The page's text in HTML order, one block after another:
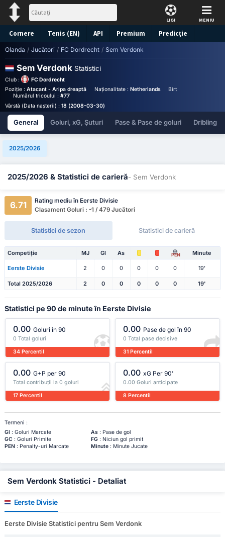
LIGI MENIU
Cornere Tenis (EN) API Premium Predicție
Olanda / Jucători / FC Dordrecht / Sem Verdonk
Sem Verdonk Statistici
Club :
FC Dordrecht
Poziție : Atacant - Aripa dreaptă Naționalitate : Netherlands Birthplace :
Numărul tricoului : #77
Vârstă (Data nașterii) : 18 (2008-03-30)
General Goluri, xG, Șuturi Pase & Pase de goluri Dribling
2025/2026
2025/2026 & Statistici de carieră- Sem Verdonk
6.71
Rating mediu în Eerste Divisie
Clasament Goluri : -1 / 479 Jucători
Statistici de sezon Statistici de carieră
Competiție MJ Gl As PEN Minute
Eerste Divisie 2 0 0 0 0 0 19'
Total 2025/2026 2 0 0 0 0 0 19'
Statistici pe 90 de minute în Eerste Divisie
0.00 Goluri în 90
0 Total goluri
34 Percentil
0.00 Pase de gol în 90
0 Total pase decisive
31 Percentil
0.00 G+P per 90
Total contribuții la 0 goluri
17 Percentil
0.00 xG Per 90'
0.00 Goluri anticipate
8 Percentil
Termeni :
Gl : Goluri Marcate As: Pase de gol
GC : Goluri Primite FG: Niciun gol primit
PEN: Penalty-uri Marcate Minute: Minute Jucate
Sem Verdonk Statistici - Detaliat
Eerste Divisie
Eerste Divisie Statistici pentru Sem Verdonk